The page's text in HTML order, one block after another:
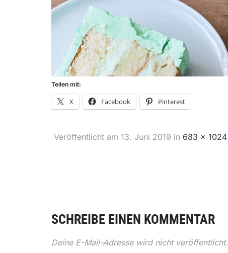
Teilen mit:
X Facebook Pinterest
Veröffentlicht am 13. Juni 2019 in 683 × 1024
SCHREIBE EINEN KOMMENTAR
Deine E-Mail-Adresse wird nicht veröffentlicht.